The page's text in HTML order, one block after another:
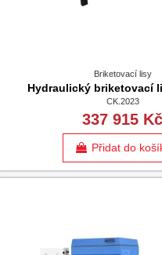
Briketovací lisy
Hydraulický briketovací
CK.2023
337 915 Kč
Přidat do